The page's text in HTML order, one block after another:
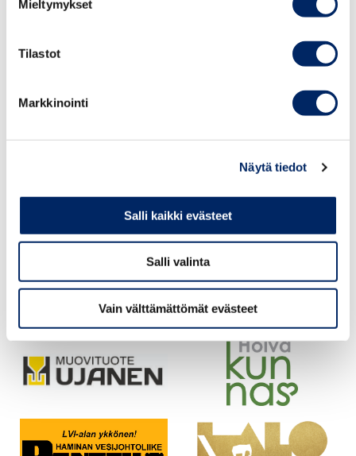
Mieltymykset
Tilastot
Markkinointi
Näytä tiedot
Salli kaikki evästeet
Salli valinta
Vain välttämättömät evästeet